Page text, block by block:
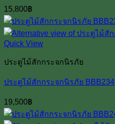
15,800฿
Quick View
ประตูไม้สักกระจกนิรภัย
ประตูไม้สักกระจกนิรภัย BBB234
19,500฿